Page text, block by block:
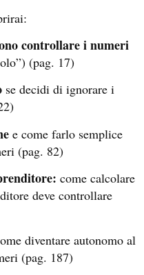
controllare i numeri
(pag. 17)
se decidi di ignorare i
e come farlo semplice
(pag. 82)
come calcolare
deve controllare
diventare autonomo al
(pag. 187)